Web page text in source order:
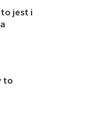
jest i
to